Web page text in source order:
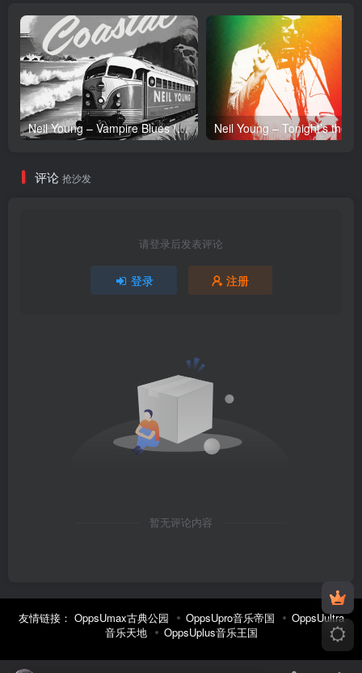
Neil Young – Vampire Blues (Live) – Single(054391239303)【24bit／96.0kHz】土耳其区
评论 抢沙发
请登录后发表评论
登录 注册
暂无评论内容
友情链接： OppsUmax古典公园 OppsUpro音乐帝国
OppsUultra
音乐天地
OppsUplus音乐王国